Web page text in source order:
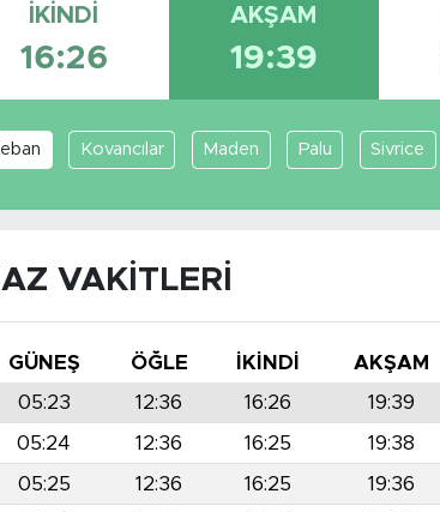
İKINDI
16:26
AKŞAM
19:39
Kovancılar Maden Palu Sivrice
VAKITLERI
GÜNEŞ ÖĞLE İKINDI AKŞAM
05:23 12:36 16:26 19:39
05:24 12:36 16:25 19:38
05:25 12:36 16:25 19:36